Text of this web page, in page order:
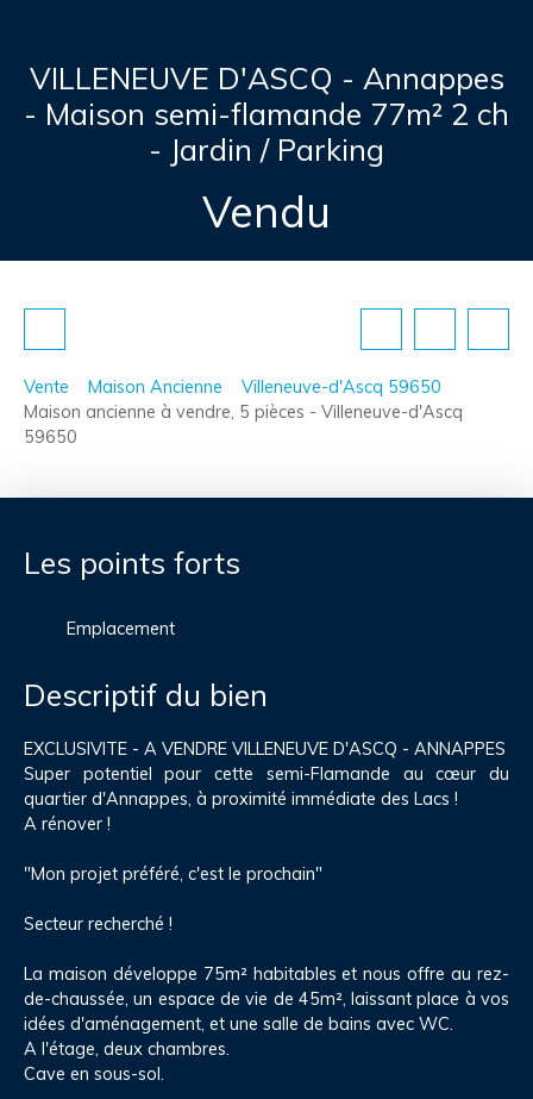
VILLENEUVE D'ASCQ - Annappes
- Maison semi-flamande 77m² 2 ch
- Jardin / Parking
Vendu
Vente Maison Ancienne
Villeneuve-d'Ascq 59650
Maison ancienne à vendre, 5 pièces - Villeneuve-d'Ascq
59650
Les points forts
Emplacement
Descriptif du bien
EXCLUSIVITE - A VENDRE VILLENEUVE D'ASCQ - ANNAPPES
Super potentiel pour cette semi-Flamande au cœur du
quartier d'Annappes, à proximité immédiate des Lacs !
A rénover !
"Mon projet préféré, c'est le prochain"
Secteur recherché !
La maison développe 75m² habitables et nous offre au rez-
de-chaussée, un espace de vie de 45m², laissant place à vos
idées d'aménagement, et une salle de bains avec WC.
A l'étage, deux chambres.
Cave en sous-sol.